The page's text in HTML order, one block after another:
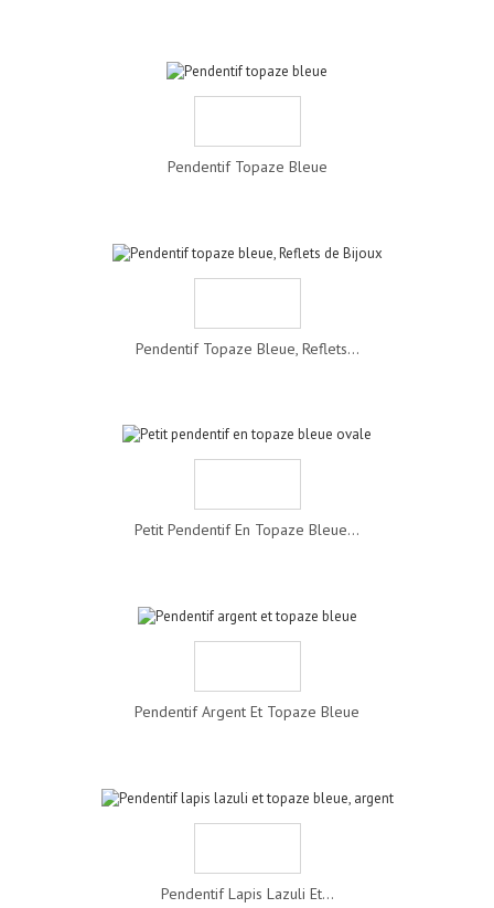
Pendentif Topaze Bleue
Pendentif Topaze Bleue, Reflets...
Petit Pendentif En Topaze Bleue...
Pendentif Argent Et Topaze Bleue
Pendentif Lapis Lazuli Et...